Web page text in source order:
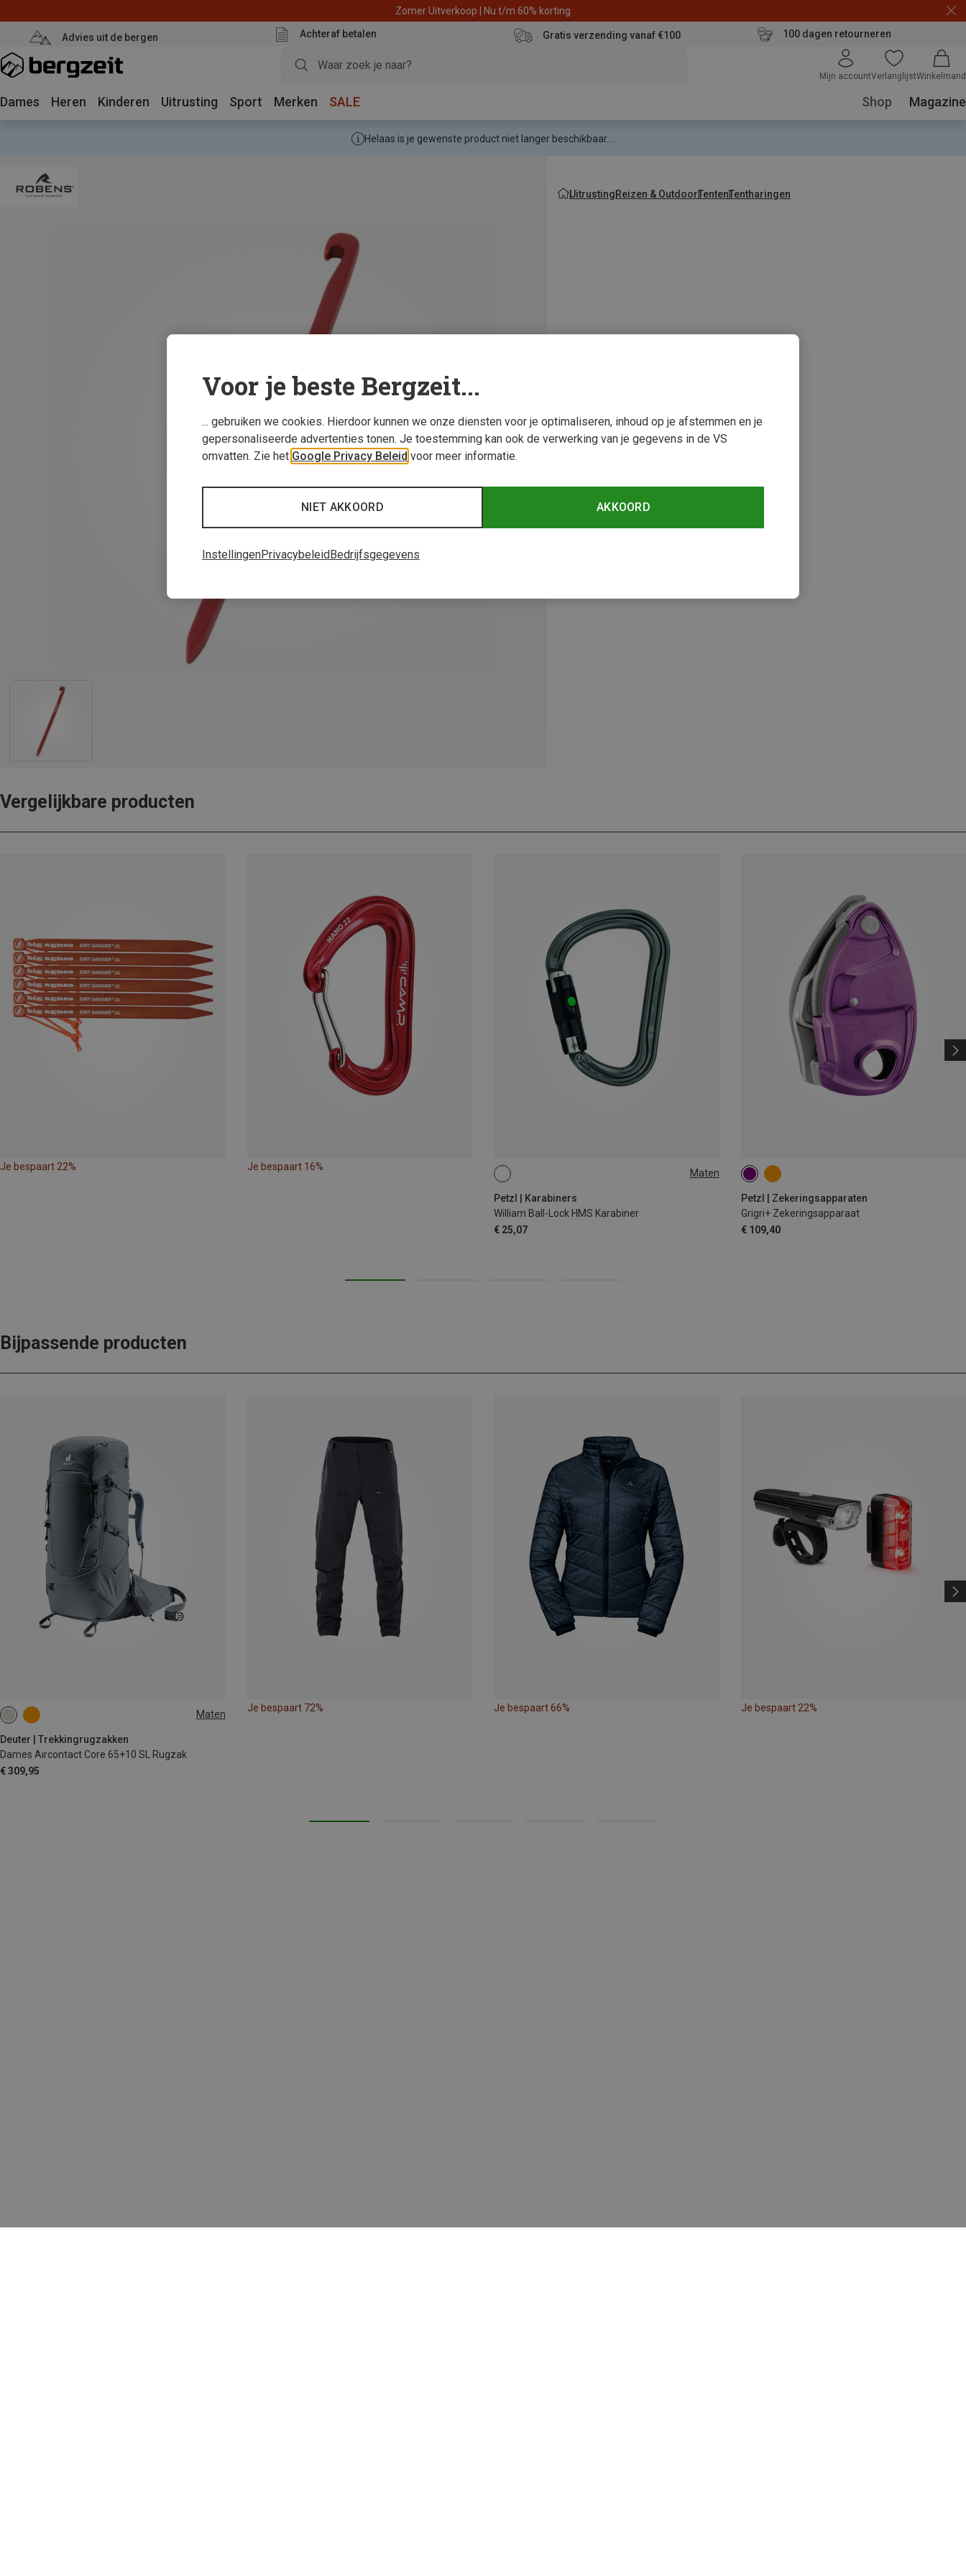
Zomer Uitverkoop | Nu t/m 60% korting
Advies uit de bergen Achteraf betalen Gratis verzending vanaf €100 100 dagen retourneren
Mijn accountVerlanglijstWinkelmand
Dames Heren Kinderen Uitrusting Sport Merken SALE Shop Magazine
Helaas is je gewenste product niet langer beschikbaar....
UitrustingReizen & OutdoorTentenTentharingen
Vergelijkbare producten
Je bespaart 22% Je bespaart 16%
Maten
Petzl | Karabiners
William Ball-Lock HMS Karabiner
€ 25,07
BALL-LOCK
Petzl | Zekeringsapparaten
Grigri+ Zekeringsapparaat
€ 109,40
Bijpassende producten
Maten
Deuter | Trekkingrugzakken
Dames Aircontact Core 65+10 SL Rugzak
€ 309,95
65+10L
Je bespaart 72% Je bespaart 66% Je bespaart 22%
Voor je beste Bergzeit...
... gebruiken we cookies. Hierdoor kunnen we onze diensten voor je optimaliseren, inhoud op je afstemmen en je
gepersonaliseerde advertenties tonen. Je toestemming kan ook de verwerking van je gegevens in de VS
omvatten. Zie het Google Privacy Beleid voor meer informatie.
AKKOORD
NIET AKKOORD
InstellingenPrivacybeleidBedrijfsgegevens